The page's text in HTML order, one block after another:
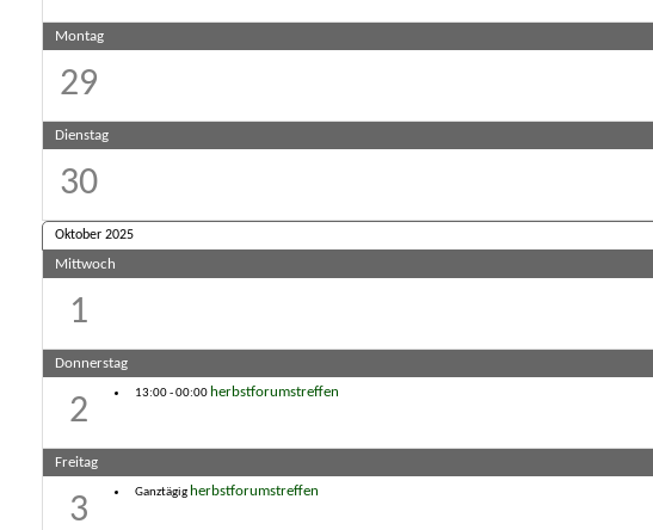
Montag
29
Dienstag
30
Oktober 2025
Mittwoch
1
Donnerstag
2 13:00 - 00:00 herbstforumstreffen
Freitag
3 Ganztägig herbstforumstreffen